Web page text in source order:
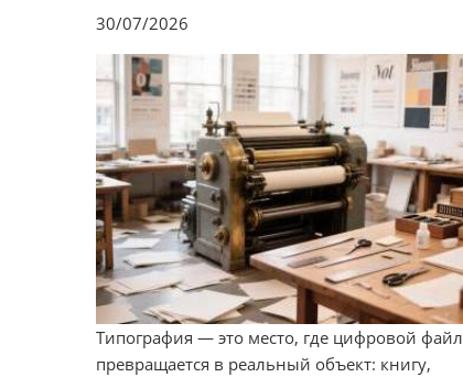
30/07/2026
Типография — это место, где цифровой файл
превращается в реальный объект: книгу,